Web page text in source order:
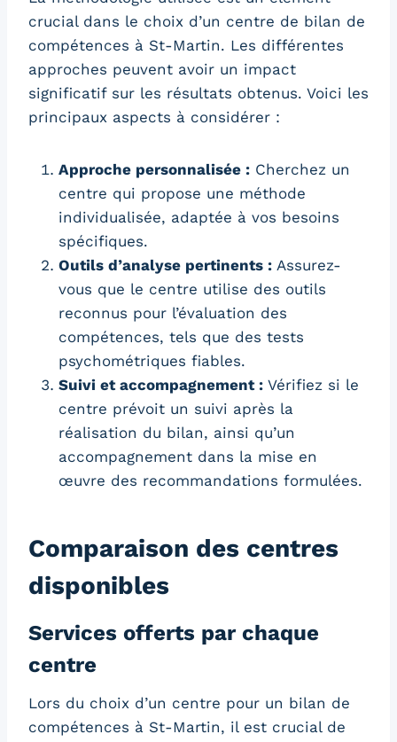
crucial dans le choix d’un centre de bilan de
compétences à St-Martin. Les différentes
approches peuvent avoir un impact
significatif sur les résultats obtenus. Voici les
principaux aspects à considérer :
Approche personnalisée : Cherchez un
centre qui propose une méthode
individualisée, adaptée à vos besoins
spécifiques.
Outils d’analyse pertinents : Assurez-
vous que le centre utilise des outils
reconnus pour l’évaluation des
compétences, tels que des tests
psychométriques fiables.
Suivi et accompagnement : Vérifiez si le
centre prévoit un suivi après la
réalisation du bilan, ainsi qu’un
accompagnement dans la mise en
œuvre des recommandations formulées.
Comparaison des centres
disponibles
Services offerts par chaque
centre
Lors du choix d’un centre pour un bilan de
compétences à St-Martin, il est crucial de